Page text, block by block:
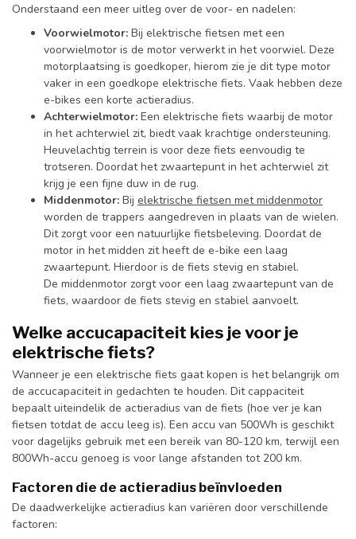
Onderstaand een meer uitleg over de voor- en nadelen:
Voorwielmotor: Bij elektrische fietsen met een
voorwielmotor is de motor verwerkt in het voorwiel. Deze
motorplaatsing is goedkoper, hierom zie je dit type motor
vaker in een goedkope elektrische fiets. Vaak hebben deze
e-bikes een korte actieradius.
Achterwielmotor: Een elektrische fiets waarbij de motor
in het achterwiel zit, biedt vaak krachtige ondersteuning.
Heuvelachtig terrein is voor deze fiets eenvoudig te
trotseren. Doordat het zwaartepunt in het achterwiel zit
krijg je een fijne duw in de rug.
Middenmotor: Bij elektrische fietsen met middenmotor
worden de trappers aangedreven in plaats van de wielen.
Dit zorgt voor een natuurlijke fietsbeleving. Doordat de
motor in het midden zit heeft de e-bike een laag
zwaartepunt. Hierdoor is de fiets stevig en stabiel.
De middenmotor zorgt voor een laag zwaartepunt van de
fiets, waardoor de fiets stevig en stabiel aanvoelt.
Welke accucapaciteit kies je voor je
elektrische fiets?
Wanneer je een elektrische fiets gaat kopen is het belangrijk om
de accucapaciteit in gedachten te houden. Dit cappaciteit
bepaalt uiteindelik de actieradius van de fiets (hoe ver je kan
fietsen totdat de accu leeg is). Een accu van 500Wh is geschikt
voor dagelijks gebruik met een bereik van 80-120 km, terwijl een
800Wh-accu genoeg is voor lange afstanden tot 200 km.
Factoren die de actieradius beïnvloeden
De daadwerkelijke actieradius kan variëren door verschillende
factoren: